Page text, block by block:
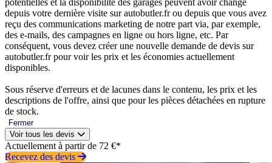
potentielles et la disponibilité des garages peuvent avoir changé
depuis votre dernière visite sur autobutler.fr ou depuis que vous avez
reçu des communications marketing de notre part via, par exemple,
des e-mails, des campagnes en ligne ou hors ligne, etc. Par
conséquent, vous devez créer une nouvelle demande de devis sur
autobutler.fr pour voir les prix et les économies actuellement
disponibles.
Sous réserve d'erreurs et de lacunes dans le contenu, les prix et les
descriptions de l'offre, ainsi que pour les pièces détachées en rupture
de stock.
Fermer
Voir tous les devis
Actuellement à partir de 72 €*
Recevez des devis